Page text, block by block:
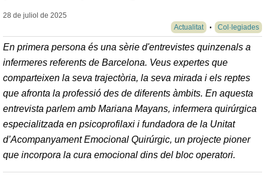
28 de juliol de 2025
Actualitat
Col·legiades
En primera persona és una sèrie d'entrevistes quinzenals a
infermeres referents de Barcelona. Veus expertes que
comparteixen la seva trajectòria, la seva mirada i els reptes
que afronta la professió des de diferents àmbits. En aquesta
entrevista parlem amb Mariana Mayans, infermera quirúrgica
especialitzada en psicoprofilaxi i fundadora de la Unitat
d’Acompanyament Emocional Quirúrgic, un projecte pioner
que incorpora la cura emocional dins del bloc operatori.